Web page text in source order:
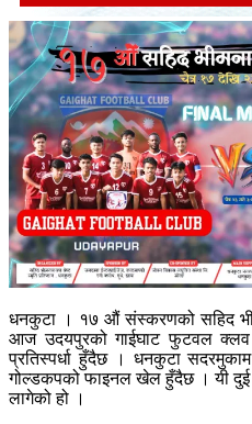
धनकुटा । १७ औं संस्करणको सहिद
आज उदयपुरको गाईघाट फुटवल क्लव
प्रतिस्पर्धा हुँदैछ । धनकुटा
गोल्डकपको फाइनल खेल हुँदैछ । यी दुई
लागेको हो ।